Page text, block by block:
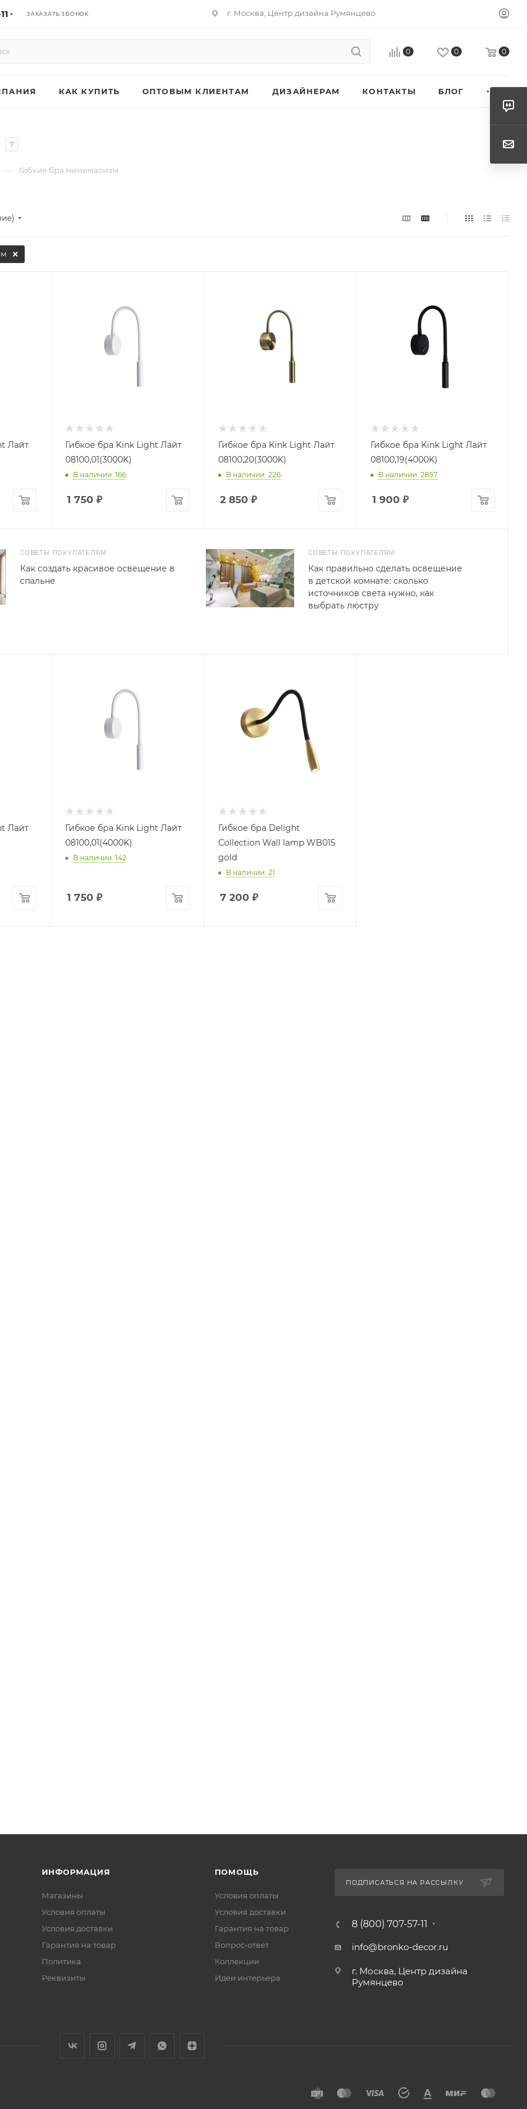
ЗАКАЗАТЬ ЗВОНОК г. Москва, Центр дизайна Румянцево
0 0 0
КАК КУПИТЬ ОПТОВЫМ КЛИЕНТАМ ДИЗАЙНЕРАМ КОНТАКТЫ БЛОГ
7
— Гибкие бра минимализм
Лайт
Гибкое бра Kink Light Лайт
08100,01(3000K)
В наличии: 166
1 750 ₽
Гибкое бра Kink Light Лайт
08100,20(3000K)
В наличии: 226
2 850 ₽
Гибкое бра Kink Light Лайт
08100,19(4000K)
В наличии: 2857
1 900 ₽
СОВЕТЫ ПОКУПАТЕЛЯМ
Как создать красивое освещение в
спальне
СОВЕТЫ ПОКУПАТЕЛЯМ
Как правильно сделать освещение
в детской комнате: сколько
источников света нужно, как
выбрать люстру
Лайт
Гибкое бра Kink Light Лайт
08100,01(4000K)
В наличии: 142
1 750 ₽
Гибкое бра Delight
Collection Wall lamp WB015
gold
В наличии: 21
7 200 ₽
ИНФОРМАЦИЯ
Магазины
Условия оплаты
Условия доставки
Гарантия на товар
Политика
Реквизиты
ПОМОЩЬ
Условия оплаты
Условия доставки
Гарантия на товар
Вопрос-ответ
Коллекции
Идеи интерьера
ПОДПИСАТЬСЯ НА РАССЫЛКУ
8 (800) 707-57-11
info@bronko-decor.ru
г. Москва, Центр дизайна
Румянцево